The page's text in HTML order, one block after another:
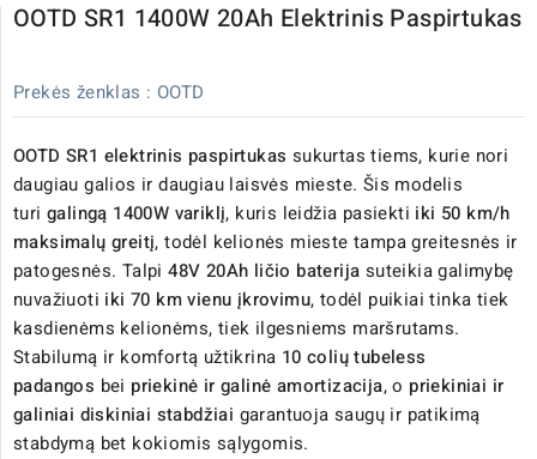
OOTD SR1 1400W 20Ah Elektrinis Paspirtukas
Prekės ženklas : OOTD
OOTD SR1 elektrinis paspirtukas sukurtas tiems, kurie nori
daugiau galios ir daugiau laisvės mieste. Šis modelis
turi galingą 1400W variklį, kuris leidžia pasiekti iki 50 km/h
maksimalų greitį, todėl kelionės mieste tampa greitesnės ir
patogesnės. Talpi48V 20Ah ličio baterija suteikia galimybę
nuvažiuoti iki 70 km vienu įkrovimu, todėl puikiai tinka tiek
kasdienėms kelionėms, tiek ilgesniems maršrutams.
Stabilumą ir komfortą užtikrina 10 colių tubeless
padangos bei priekinė ir galinė amortizacija, o priekiniai ir
galiniai diskiniai stabdžiai garantuoja saugų ir patikimą
stabdymą bet kokiomis sąlygomis.